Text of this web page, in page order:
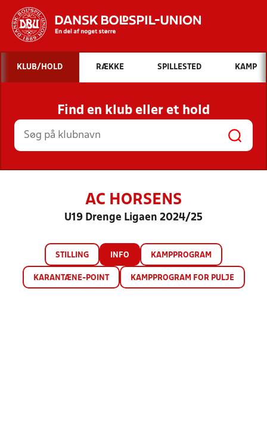
Hvad vil du søge efter?
INDHOLD OG NYHEDER
STILLINGER, RESULTATER, KLUBBER OG
HOLD
KLUB/HOLD RÆKKE SPILLESTED KAMP
Find en klub eller et hold
AC HORSENS
U19 Drenge Ligaen 2024/25
STILLING INFO KAMPPROGRAM
KARANTÆNE-POINT KAMPPROGRAM FOR PULJE